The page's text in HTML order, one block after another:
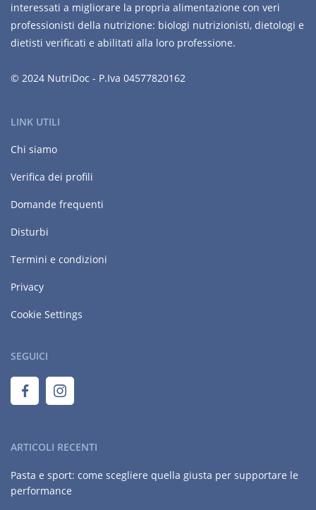
interessati a migliorare la propria alimentazione con veri
professionisti della nutrizione: biologi nutrizionisti, dietologi e
dietisti verificati e abilitati alla loro professione.
© 2024 NutriDoc - P.Iva 04577820162
LINK UTILI
Chi siamo
Verifica dei profili
Domande frequenti
Disturbi
Termini e condizioni
Privacy
Cookie Settings
SEGUICI
ARTICOLI RECENTI
Pasta e sport: come scegliere quella giusta per supportare le
performance